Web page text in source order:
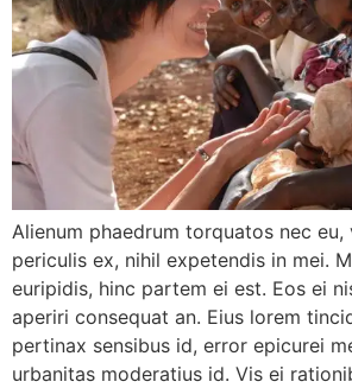
Alienum phaedrum torquatos nec
periculis ex, nihil expetendis in mei.
euripidis, hinc partem ei est. Eos ei
aperiri consequat an. Eius lorem
pertinax sensibus id, error epicurei
urbanitas moderatius id. Vis ei